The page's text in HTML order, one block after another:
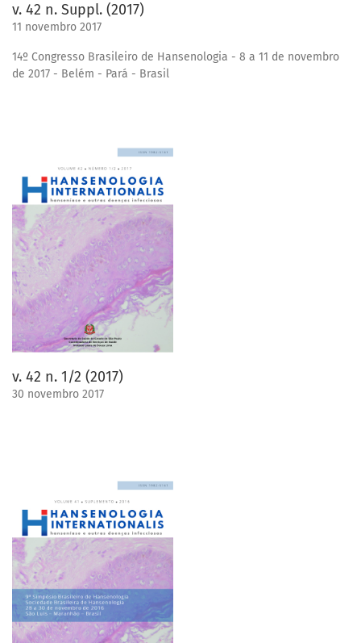
v. 42 n. Suppl. (2017)
11 novembro 2017
14º Congresso Brasileiro de Hansenologia - 8 a 11 de novembro
de 2017 - Belém - Pará - Brasil
v. 42 n. 1/2 (2017)
30 novembro 2017